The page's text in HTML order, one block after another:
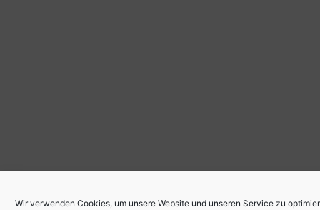
Wir verwenden Cookies, um unsere Website und unseren Service zu